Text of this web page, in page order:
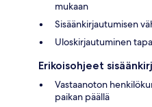
mukaan
Sisäänkirjautumisen
Uloskirjautuminen
Erikoisohjeet
Vastaanoton
paikan päällä